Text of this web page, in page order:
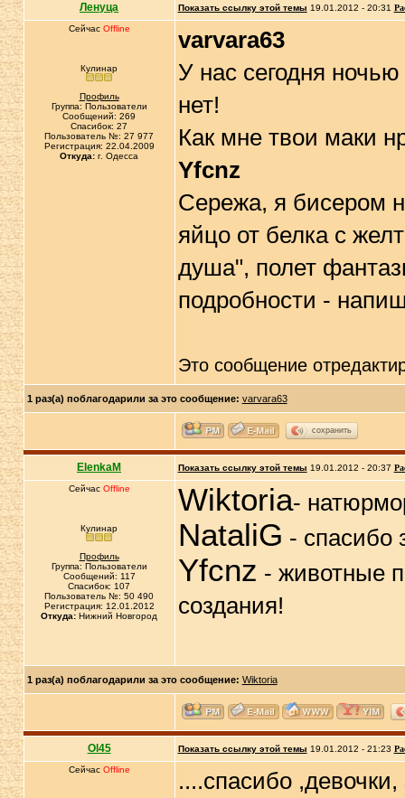
Ленуца Показать ссылку этой темы 19.01.2012 - 20:31
Сейчас Offline
Кулинар
Профиль
Группа: Пользователи
Сообщений: 269
Спасибок: 27
Пользователь №: 27 977
Регистрация: 22.04.2009
Откуда: г. Одесса
varvara63
У нас сегодня
нет!
Как мне твои маки
Yfcnz
Сережа, я бисером
яйцо от белка с
душа", полет
подробности -
Это сообщение
1 раз(а) поблагодарили за это сообщение: varvara63
сохранить
ElenkaM Показать ссылку этой темы 19.01.2012 - 20:37
Сейчас Offline
Кулинар
Профиль
Группа: Пользователи
Сообщений: 117
Спасибок: 107
Пользователь №: 50 490
Регистрация: 12.01.2012
Откуда: Нижний Новгород
Wiktoria-
NataliG - спасибо
Yfcnz - животные
создания!
1 раз(а) поблагодарили за это сообщение: Wiktoria
Ol45 Показать ссылку этой темы 19.01.2012 - 21:23
Сейчас Offline
....спасибо